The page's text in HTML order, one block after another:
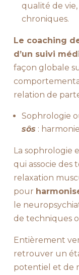
qualité de
chroniques.
Le coaching
d’un suivi
façon globale
relation de
Sophrologie
sôs :
La sophrologie
qui associe des
relaxation
pour
le
de techniques
Entièrement
retrouver un
potentiel et de